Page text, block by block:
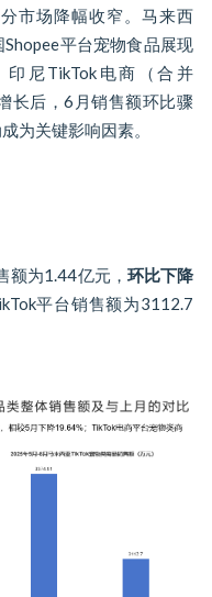
市场降幅收窄。马来西
平台宠物食品展现
尼TikTok电商（合并
长后，6月销售额环比骤
为关键影响因素。
额为1.44亿元， 环比下降
平台销售额为3112.7